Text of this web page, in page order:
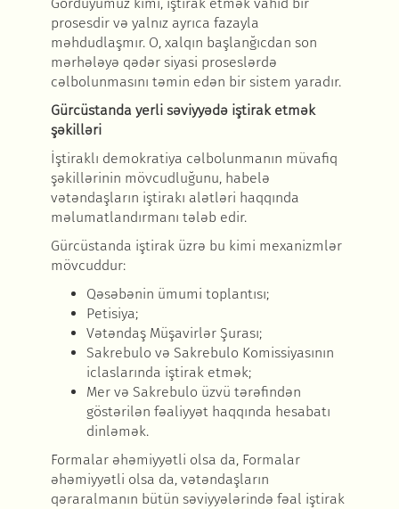
prosesdir və yalnız ayrıca fazayla
məhdudlaşmır. O, xalqın başlanğıcdan son
mərhələyə qədər siyasi proseslərdə
cəlbolunmasını təmin edən bir sistem yaradır.
Gürcüstanda yerli səviyyədə iştirak etmək
şəkilləri
İştiraklı demokratiya cəlbolunmanın müvafiq
şəkillərinin mövcudluğunu, habelə
vətəndaşların iştirakı alətləri haqqında
məlumatlandırmanı tələb edir.
Gürcüstanda iştirak üzrə bu kimi mexanizmlər
mövcuddur:
Qəsəbənin ümumi toplantısı;
Petisiya;
Vətəndaş Müşavirlər Şurası;
Sakrebulo və Sakrebulo Komissiyasının
iclaslarında iştirak etmək;
Mer və Sakrebulo üzvü tərəfindən
göstərilən fəaliyyət haqqında hesabatı
dinləmək.
Formalar əhəmiyyətli olsa da, Formalar
əhəmiyyətli olsa da, vətəndaşların
qəraralmanın bütün səviyyələrində fəal iştirak